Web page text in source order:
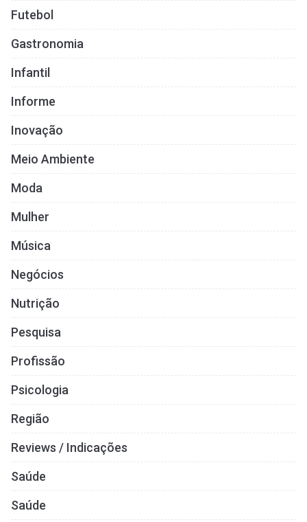
Futebol
Gastronomia
Infantil
Informe
Inovação
Meio Ambiente
Moda
Mulher
Música
Negócios
Nutrição
Pesquisa
Profissão
Psicologia
Região
Reviews / Indicações
Saúde
Saúde